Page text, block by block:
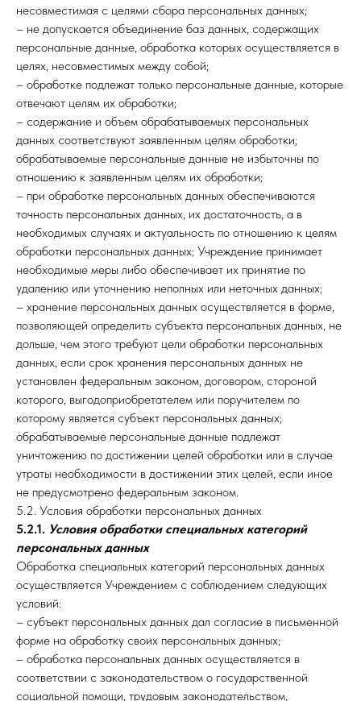
несовместимая с целями сбора персональных данных;
– не допускается объединение баз данных, содержащих
персональные данные, обработка которых осуществляется в
целях, несовместимых между собой;
– обработке подлежат только персональные данные, которые
отвечают целям их обработки;
– содержание и объем обрабатываемых персональных
данных соответствуют заявленным целям обработки;
обрабатываемые персональные данные не избыточны по
отношению к заявленным целям их обработки;
– при обработке персональных данных обеспечиваются
точность персональных данных, их достаточность, а в
необходимых случаях и актуальность по отношению к целям
обработки персональных данных; Учреждение принимает
необходимые меры либо обеспечивает их принятие по
удалению или уточнению неполных или неточных данных;
– хранение персональных данных осуществляется в форме,
позволяющей определить субъекта персональных данных, не
дольше, чем этого требуют цели обработки персональных
данных, если срок хранения персональных данных не
установлен федеральным законом, договором, стороной
которого, выгодоприобретателем или поручителем по
которому является субъект персональных данных;
обрабатываемые персональные данные подлежат
уничтожению по достижении целей обработки или в случае
утраты необходимости в достижении этих целей, если иное
не предусмотрено федеральным законом.
5.2. Условия обработки персональных данных
5.2.1. Условия обработки специальных категорий
персональных данных
Обработка специальных категорий персональных данных
осуществляется Учреждением с соблюдением следующих
условий:
– субъект персональных данных дал согласие в письменной
форме на обработку своих персональных данных;
– обработка персональных данных осуществляется в
соответствии с законодательством о государственной
социальной помощи, трудовым законодательством,